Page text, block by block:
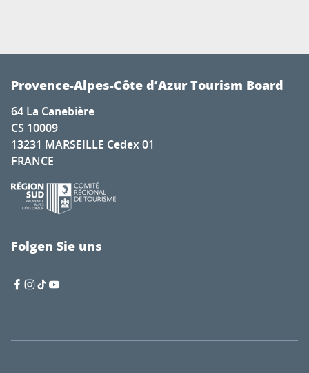
Provence-Alpes-Côte d’Azur Tourism Board
64 La Canebière
CS 10009
13231 MARSEILLE Cedex 01
FRANCE
Folgen Sie uns